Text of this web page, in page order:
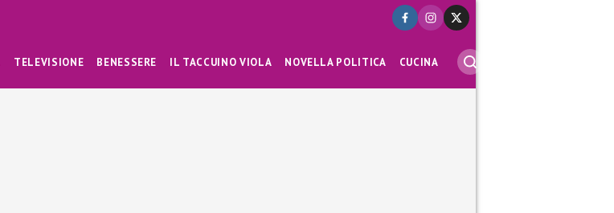
TELEVISIONE BENESSERE IL TACCUINO VIOLA NOVELLA POLITICA CUCINA